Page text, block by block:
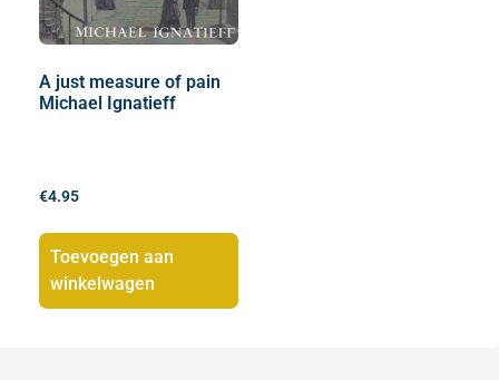
A just measure of pain
Michael Ignatieff
€4.95
Toevoegen aan
winkelwagen